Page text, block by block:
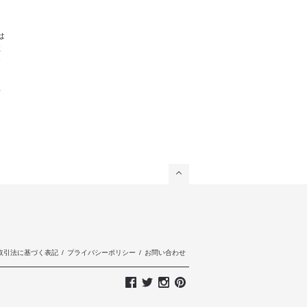
引法に基づく表記 / プライバシーポリシー / お問い合わせ